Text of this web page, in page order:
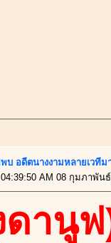
บ อดีตนางงามหลายเวที
04:39:50 AM 08 กุมภาพัน
ดานู